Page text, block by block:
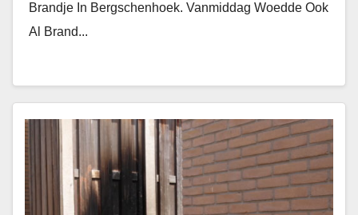
Brandje In Bergschenhoek. Vanmiddag Woedde Ook
Al Brand...